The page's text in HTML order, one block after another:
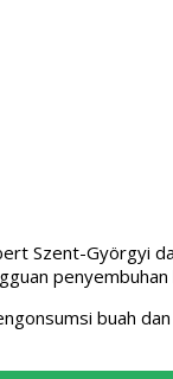
Szent-Györgyi
buah